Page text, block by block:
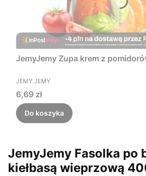
JemyJemy Zupa krem z
PRODUCENT
JEMY JEMY
Cena
6,69 zł
Do koszyka
JemyJemy Fasolka po
kiełbasą wieprzową